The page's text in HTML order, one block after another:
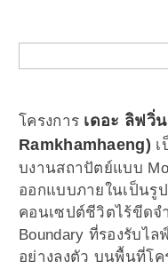
โครงการ เดอะ ลิฟวิ่
Ramkhamhaeng)
บงานสถาปัตย์แบบ
ออกแบบภายในเป็นรู
คอนเซปต์ชีวิตไร้ขีดจ
Boundary ที่รองรับไ
อย่างลงตัว บนพื้นที่โค